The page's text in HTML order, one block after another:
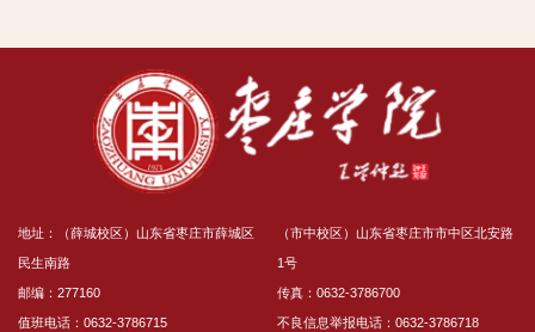
地址：（薛城校区）山东省枣庄市薛城区
民生南路
邮编：277160
值班电话：0632-3786715
（市中校区）山东省枣庄市市中区北安路
1号
传真：0632-3786700
不良信息举报电话：0632-3786718